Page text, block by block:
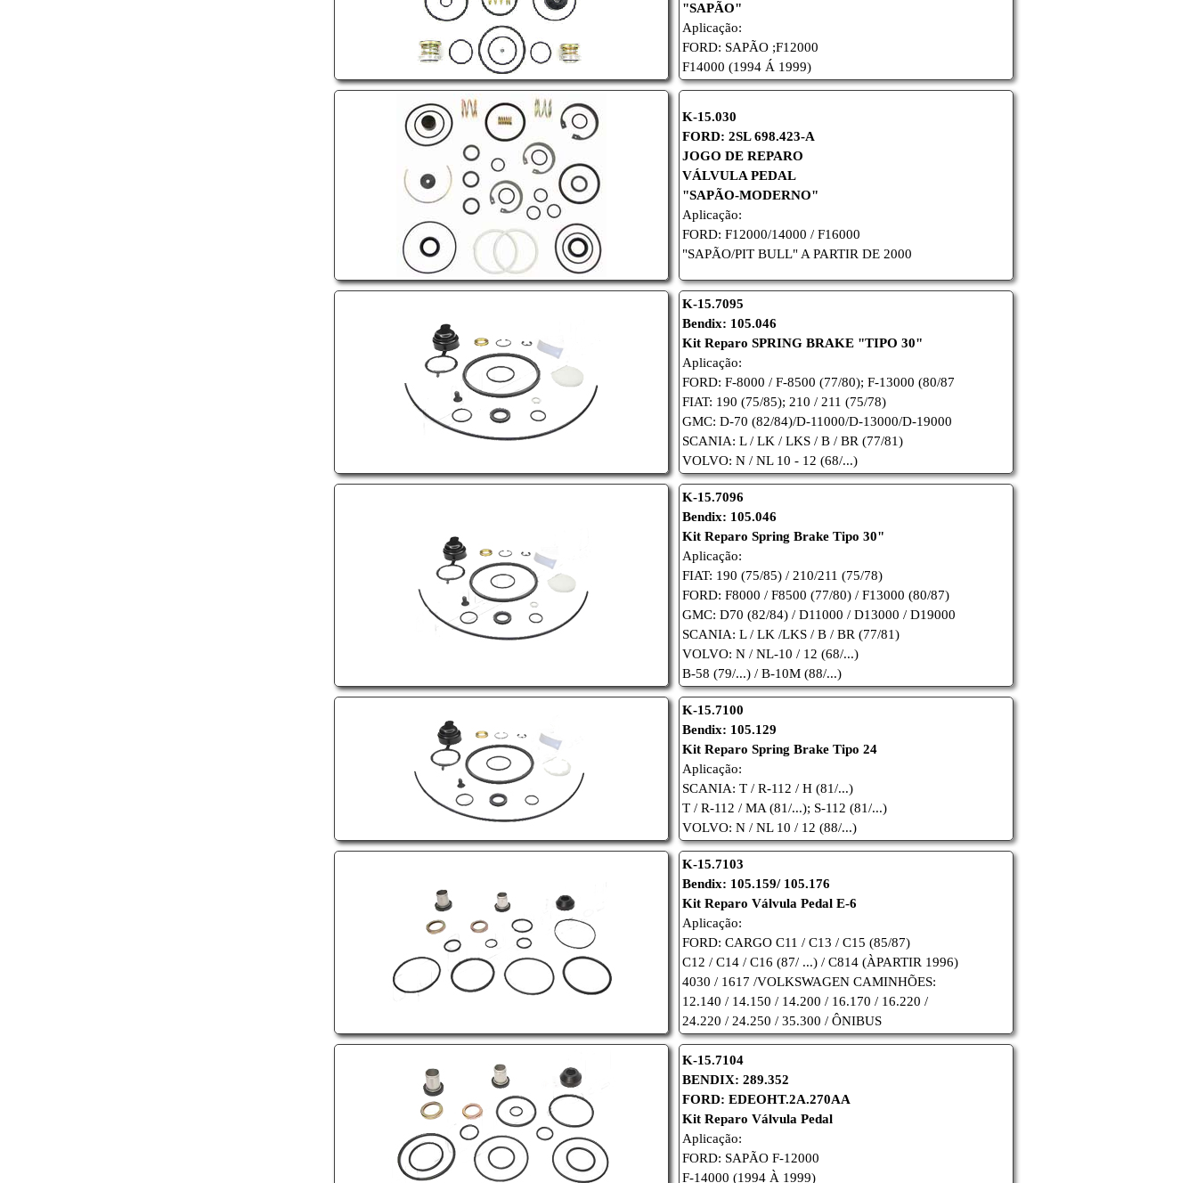
"SAPÃO"
Aplicação:
FORD: SAPÃO ;F12000
F14000 (1994 Á 1999)
K-15.030
FORD: 2SL 698.423-A
JOGO DE REPARO
VÁLVULA PEDAL
"SAPÃO-MODERNO"
Aplicação:
FORD: F12000/14000 / F16000
"SAPÃO/PIT BULL" A PARTIR DE 2000
K-15.7095
Bendix: 105.046
Kit Reparo SPRING BRAKE "TIPO 30"
Aplicação:
FORD: F-8000 / F-8500 (77/80); F-13000 (80/87
FIAT: 190 (75/85); 210 / 211 (75/78)
GMC: D-70 (82/84)/D-11000/D-13000/D-19000
SCANIA: L / LK / LKS / B / BR (77/81)
VOLVO: N / NL 10 - 12 (68/...)
K-15.7096
Bendix: 105.046
Kit Reparo Spring Brake Tipo 30"
Aplicação:
FIAT: 190 (75/85) / 210/211 (75/78)
FORD: F8000 / F8500 (77/80) / F13000 (80/87)
GMC: D70 (82/84) / D11000 / D13000 / D19000
SCANIA: L / LK /LKS / B / BR (77/81)
VOLVO: N / NL-10 / 12 (68/...)
B-58 (79/...) / B-10M (88/...)
K-15.7100
Bendix: 105.129
Kit Reparo Spring Brake Tipo 24
Aplicação:
SCANIA: T / R-112 / H (81/...)
T / R-112 / MA (81/...); S-112 (81/...)
VOLVO: N / NL 10 / 12 (88/...)
K-15.7103
Bendix: 105.159/ 105.176
Kit Reparo Válvula Pedal E-6
Aplicação:
FORD: CARGO C11 / C13 / C15 (85/87)
C12 / C14 / C16 (87/ ...) / C814 (ÀPARTIR 1996)
4030 / 1617 /VOLKSWAGEN CAMINHÕES:
12.140 / 14.150 / 14.200 / 16.170 / 16.220 /
24.220 / 24.250 / 35.300 / ÔNIBUS
K-15.7104
BENDIX: 289.352
FORD: EDEOHT.2A.270AA
Kit Reparo Válvula Pedal
Aplicação:
FORD: SAPÃO F-12000
F-14000 (1994 À 1999)